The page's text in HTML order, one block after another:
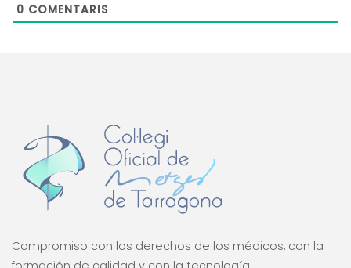
0 COMENTARIS
Compromiso con los derechos de los médicos, con la